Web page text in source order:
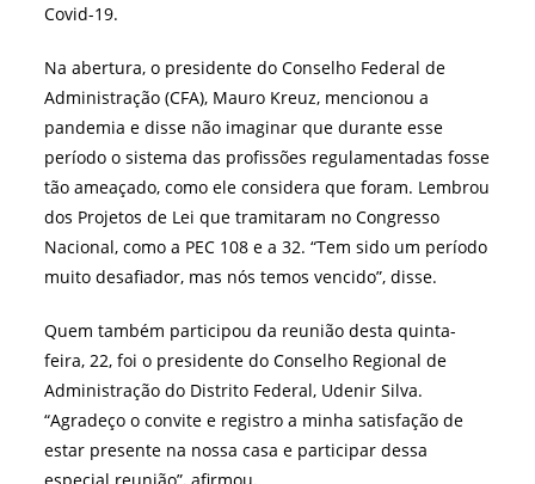
Covid-19.
Na abertura, o presidente do Conselho Federal de
Administração (CFA), Mauro Kreuz, mencionou a
pandemia e disse não imaginar que durante esse
período o sistema das profissões regulamentadas fosse
tão ameaçado, como ele considera que foram. Lembrou
dos Projetos de Lei que tramitaram no Congresso
Nacional, como a PEC 108 e a 32. “Tem sido um período
muito desafiador, mas nós temos vencido”, disse.
Quem também participou da reunião desta quinta-
feira, 22, foi o presidente do Conselho Regional de
Administração do Distrito Federal, Udenir Silva.
“Agradeço o convite e registro a minha satisfação de
estar presente na nossa casa e participar dessa